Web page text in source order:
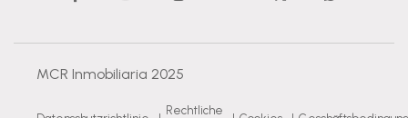
MCR Inmobiliaria 2025
Rechtliche